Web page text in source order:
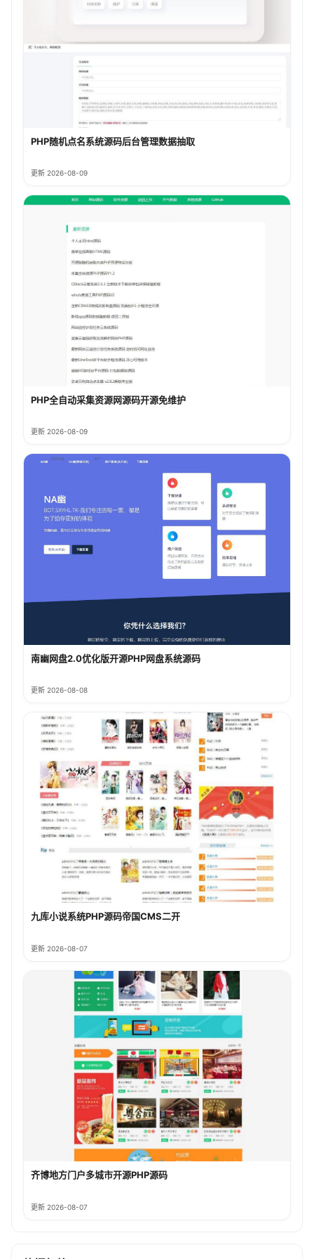
PHP随机点名系统源码后台管理数据抽取
更新 2026-08-09
PHP全自动采集资源网源码开源免维护
更新 2026-08-09
南幽网盘2.0优化版开源PHP网盘系统源码
更新 2026-08-08
九库小说系统PHP源码帝国CMS二开
更新 2026-08-07
齐博地方门户多城市开源PHP源码
更新 2026-08-07